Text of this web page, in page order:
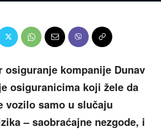
osiguranje kompanije Dunav
osiguranicima koji žele da
vozilo samo u slučaju
– saobraćajne nezgode, i